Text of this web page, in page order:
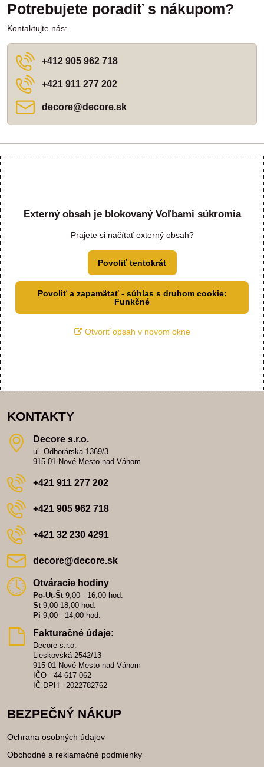
Potrebujete poradiť s nákupom?
Kontaktujte nás:
+412 905 962 718
+421 911 277 202
decore​@decore​.sk
Externý obsah je blokovaný Voľbami súkromia
Prajete si načítať externý obsah?
Povoliť tentokrát
Povoliť a zapamätať - súhlas s druhom cookie:
Funkčné
Otvoriť obsah v novom okne
KONTAKTY
Decore s​.r​.o​.
ul. Odborárska 1369/3
915 01 Nové Mesto nad Váhom
+421 911 277 202
+421 905 962 718
+421 32 230 4291
decore​@decore​.sk
Otváracie hodiny
Po-Ut-Št 9,00 - 16,00 hod.
St 9,00-18,00 hod.
Pi 9,00 - 14,00 hod.
Fakturačné údaje:
Decore s.r.o.
Lieskovská 2542/13
915 01 Nové Mesto nad Váhom
IČO - 44 617 062
IČ DPH - 2022782762
BEZPEČNÝ NÁKUP
Ochrana osobných údajov
Obchodné a reklamačné podmienky